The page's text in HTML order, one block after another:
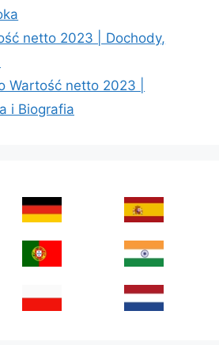
netto 2023 | Dochody,
Wartość netto 2023 |
i Biografia